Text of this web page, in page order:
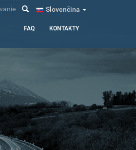
Slovenčina
Vyhľadávanie
FAQ KONTAKTY